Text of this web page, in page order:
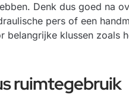
Denk dus goed na
pers of een
belangrijke klussen zoals
ruimtegebruik